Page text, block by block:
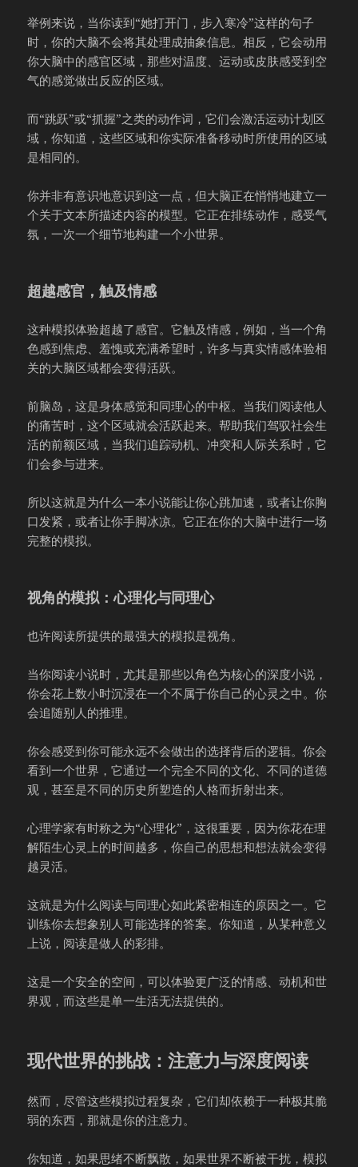
举例来说，当你读到“她打开门，步入寒冷”这样的句子
时，你的大脑不会将其处理成抽象信息。相反，它会动用
你大脑中的感官区域，那些对温度、运动或皮肤感受到空
气的感觉做出反应的区域。
而“跳跃”或“抓握”之类的动作词，它们会激活运动计划区
域，你知道，这些区域和你实际准备移动时所使用的区域
是相同的。
你并非有意识地意识到这一点，但大脑正在悄悄地建立一
个关于文本所描述内容的模型。它正在排练动作，感受气
氛，一次一个细节地构建一个小世界。
超越感官，触及情感
这种模拟体验超越了感官。它触及情感，例如，当一个角
色感到焦虑、羞愧或充满希望时，许多与真实情感体验相
关的大脑区域都会变得活跃。
前脑岛，这是身体感觉和同理心的中枢。当我们阅读他人
的痛苦时，这个区域就会活跃起来。帮助我们驾驭社会生
活的前额区域，当我们追踪动机、冲突和人际关系时，它
们会参与进来。
所以这就是为什么一本小说能让你心跳加速，或者让你胸
口发紧，或者让你手脚冰凉。它正在你的大脑中进行一场
完整的模拟。
视角的模拟：心理化与同理心
也许阅读所提供的最强大的模拟是视角。
当你阅读小说时，尤其是那些以角色为核心的深度小说，
你会花上数小时沉浸在一个不属于你自己的心灵之中。你
会追随别人的推理。
你会感受到你可能永远不会做出的选择背后的逻辑。你会
看到一个世界，它通过一个完全不同的文化、不同的道德
观，甚至是不同的历史所塑造的人格而折射出来。
心理学家有时称之为“心理化”，这很重要，因为你花在理
解陌生心灵上的时间越多，你自己的思想和想法就会变得
越灵活。
这就是为什么阅读与同理心如此紧密相连的原因之一。它
训练你去想象别人可能选择的答案。你知道，从某种意义
上说，阅读是做人的彩排。
这是一个安全的空间，可以体验更广泛的情感、动机和世
界观，而这些是单一生活无法提供的。
现代世界的挑战：注意力与深度阅读
然而，尽管这些模拟过程复杂，它们却依赖于一种极其脆
弱的东西，那就是你的注意力。
你知道，如果思绪不断飘散，如果世界不断被干扰，模拟